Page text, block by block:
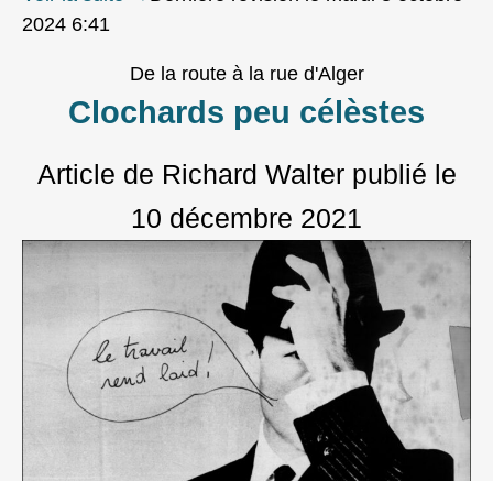
2024 6:41
De la route à la rue d'Alger
Clochards peu célèstes
Article de Richard Walterpublié le
10 décembre 2021